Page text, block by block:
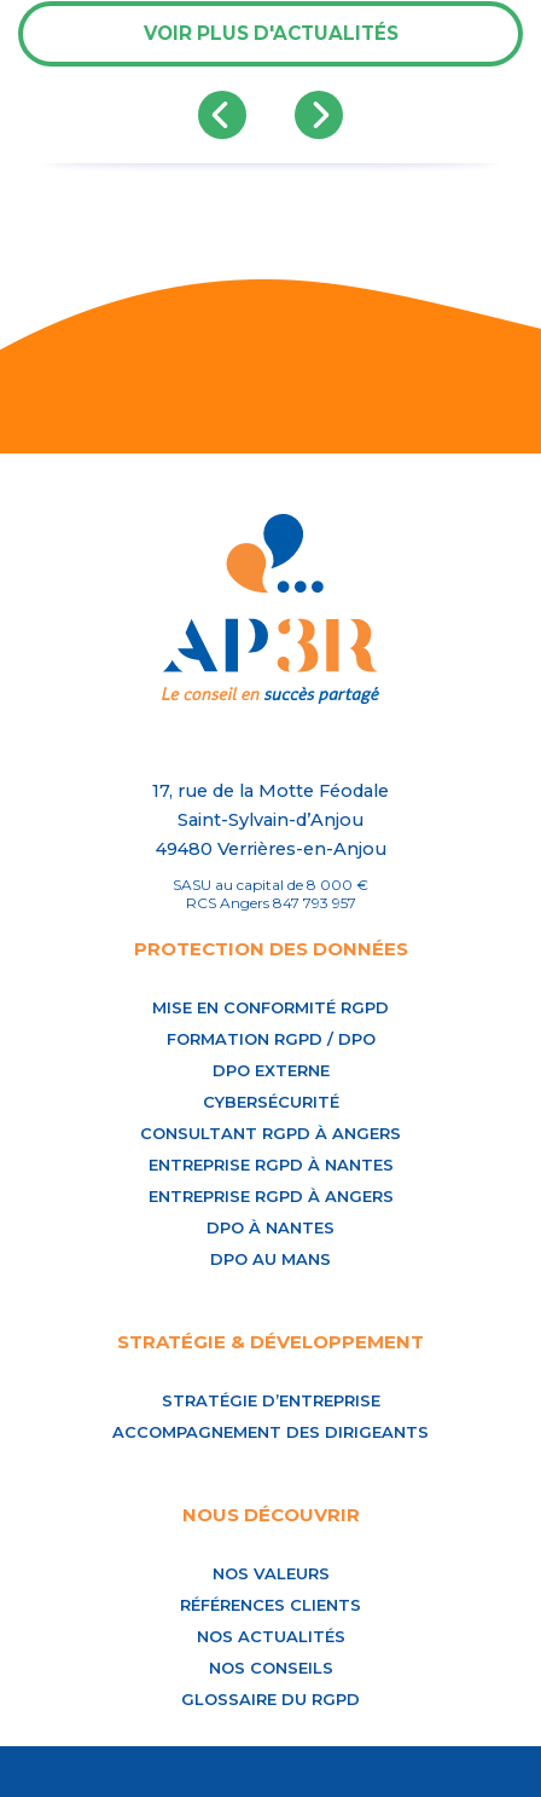
VOIR PLUS D'ACTUALITÉS
17, rue de la Motte Féodale
Saint-Sylvain-d’Anjou
49480 Verrières-en-Anjou
SASU au capital de 8 000 €
RCS Angers 847 793 957
PROTECTION DES DONNÉES
MISE EN CONFORMITÉ RGPD
FORMATION RGPD / DPO
DPO EXTERNE
CYBERSÉCURITÉ
CONSULTANT RGPD À ANGERS
ENTREPRISE RGPD À NANTES
ENTREPRISE RGPD À ANGERS
DPO À NANTES
DPO AU MANS
STRATÉGIE & DÉVELOPPEMENT
STRATÉGIE D’ENTREPRISE
ACCOMPAGNEMENT DES DIRIGEANTS
NOUS DÉCOUVRIR
NOS VALEURS
RÉFÉRENCES CLIENTS
NOS ACTUALITÉS
NOS CONSEILS
GLOSSAIRE DU RGPD